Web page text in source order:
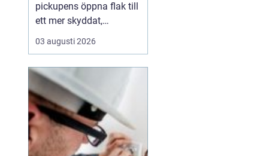
pickupens öppna flak till
ett mer skyddat,
praktiskt och ibland
också mer bränslesnålt
är skillnaden tydlig
redan efter första
veckan: mindre stök,
torrar...
03 augusti 2026